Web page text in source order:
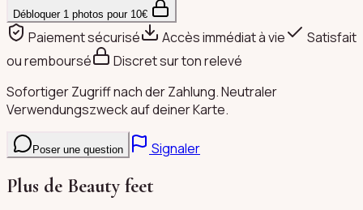
Débloquer 1 photos pour 10€
Paiement sécurisé Accès immédiat à vie
Satisfait
ou remboursé
Discret sur ton relevé
Sofortiger Zugriff nach der Zahlung. Neutraler
Verwendungszweck auf deiner Karte.
Poser une question Signaler
Plus de Beauty feet